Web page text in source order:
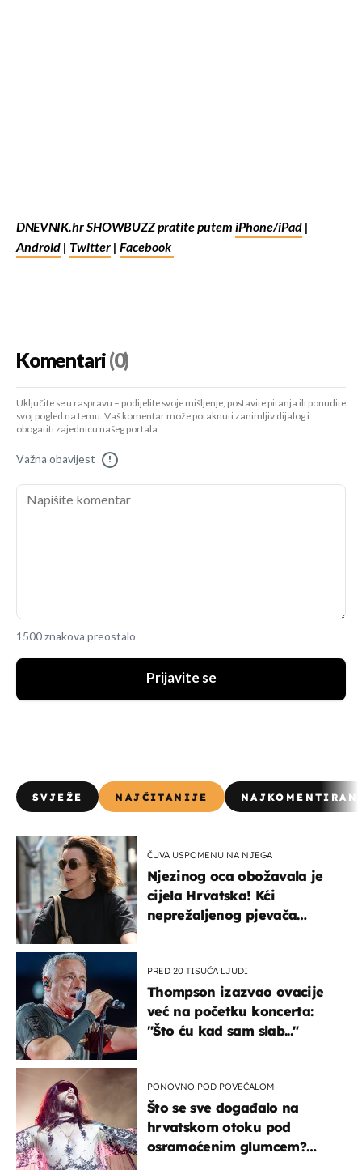
DNEVNIK.hr SHOWBUZZ pratite putem iPhone/iPad |
Android | Twitter | Facebook
Komentari(0)
Uključite se u raspravu – podijelite svoje mišljenje, postavite pitanja ili ponudite
svoj pogled na temu. Vaš komentar može potaknuti zanimljiv dijalog i
obogatiti zajednicu našeg portala.
Važna obavijest !
1500 znakova preostalo
Prijavite se
SVJEŽE NAJČITANIJE
ČUVA USPOMENU NA NJEGA
Njezinog oca obožavala je
cijela Hrvatska! Kći
neprežaljenog pjevača
PRED 20 TISUĆA LJUDI
Thompson izazvao ovacije
već na početku koncerta:
"Što ću kad sam slab..."
PONOVNO POD POVEĆALOM
Što se sve događalo na
hrvatskom otoku pod
osramoćenim glumcem?